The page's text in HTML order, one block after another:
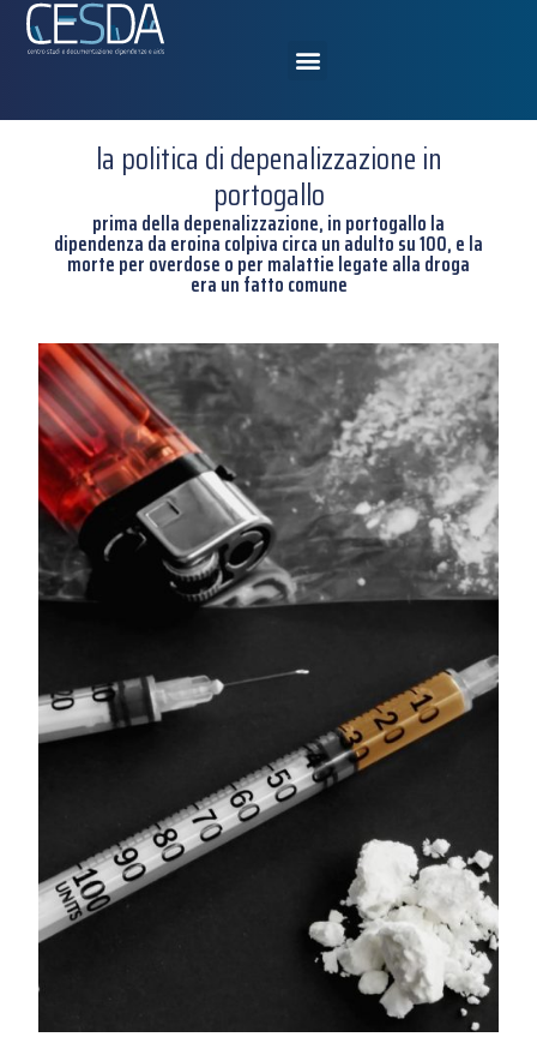
la politica di depenalizzazione in
portogallo
prima della depenalizzazione, in portogallo la
dipendenza da eroina colpiva circa un adulto su 100, e la
morte per overdose o per malattie legate alla droga
era un fatto comune